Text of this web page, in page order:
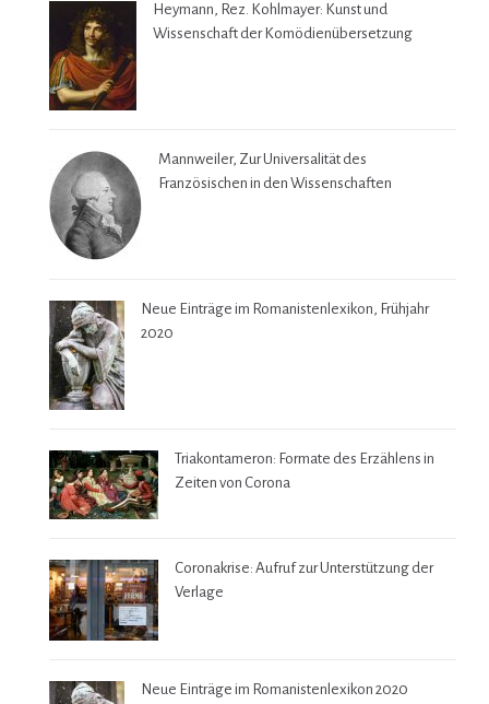
Heymann, Rez. Kohlmayer: Kunst und
Wissenschaft der Komödienübersetzung
Mannweiler, Zur Universalität des
Französischen in den Wissenschaften
Neue Einträge im Romanistenlexikon, Frühjahr
2020
Triakontameron: Formate des Erzählens in
Zeiten von Corona
Coronakrise: Aufruf zur Unterstützung der
Verlage
Neue Einträge im Romanistenlexikon 2020